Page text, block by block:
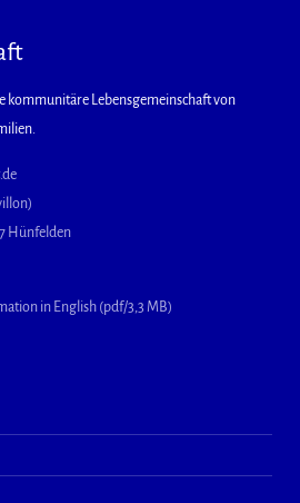
kommunitäre Lebensgemeinschaft von
Hünfelden
in English (pdf/3,3 MB)